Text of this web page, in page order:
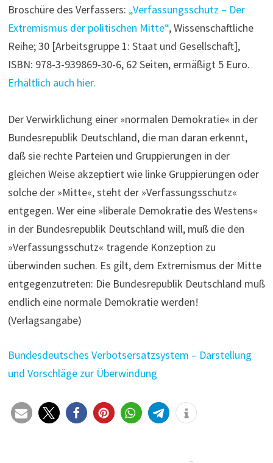
Broschüre des Verfassers: „Verfassungsschutz – Der
Extremismus der politischen Mitte“, Wissenschaftliche
Reihe; 30 [Arbeitsgruppe 1: Staat und Gesellschaft],
ISBN: 978-3-939869-30-6, 62 Seiten, ermäßigt 5 Euro.
Erhältlich auch hier.
Der Verwirklichung einer »normalen Demokratie« in der
Bundesrepublik Deutschland, die man daran erkennt,
daß sie rechte Parteien und Gruppierungen in der
gleichen Weise akzeptiert wie linke Gruppierungen oder
solche der »Mitte«, steht der »Verfassungsschutz«
entgegen. Wer eine »liberale Demokratie des Westens«
in der Bundesrepublik Deutschland will, muß die den
»Verfassungsschutz« tragende Konzeption zu
überwinden suchen. Es gilt, dem Extremismus der Mitte
entgegenzutreten: Die Bundesrepublik Deutschland muß
endlich eine normale Demokratie werden!
(Verlagsangabe)
Bundesdeutsches Verbotsersatzsystem – Darstellung
und Vorschläge zur Überwindung